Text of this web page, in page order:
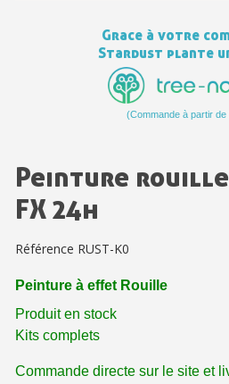
Partagez vos créations et
Gagnez des points de fidélité
Livraison sous 24 h
Réduction de 5€ sur la
10€ de bon d'achat pour
Inscription à la newsletter :
Grace à votre
Stardust plante
(Commande à partir de
Peinture rouille
FX 24h
Référence RUST-K0
Peinture à effet Rouille
Produit en stock
Kits complets
Commande directe sur le site et